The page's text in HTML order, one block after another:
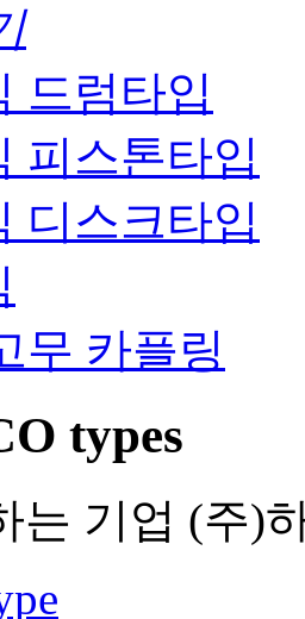
드럼타입
피스톤타입
디스크타입
무 카플링
types
는 기업 (주)